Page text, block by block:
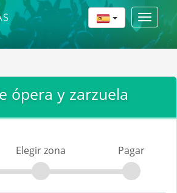
Toggle
ópera y zarzuela
Elegir zona Pagar